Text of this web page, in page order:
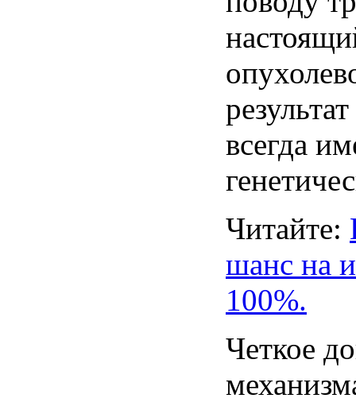
результат
всегда
Читайте:
шанс на
100%.
Четкое